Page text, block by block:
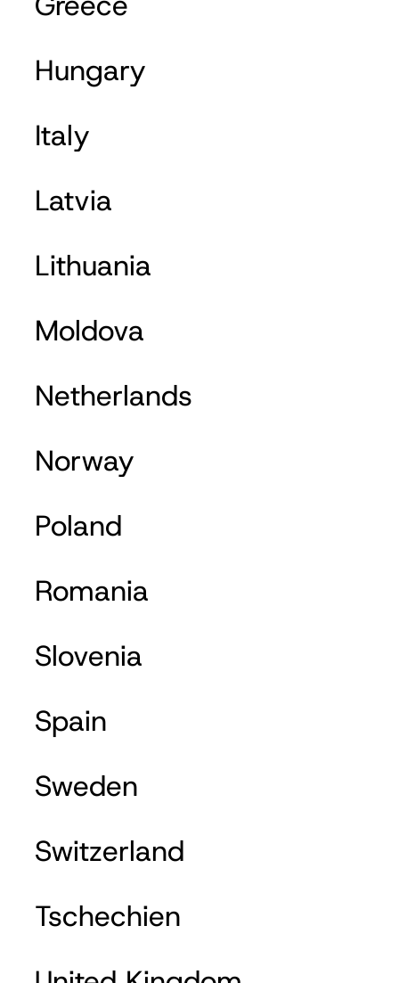
Hungary
Italy
Latvia
Lithuania
Moldova
Netherlands
Norway
Poland
Romania
Slovenia
Spain
Sweden
Switzerland
Tschechien